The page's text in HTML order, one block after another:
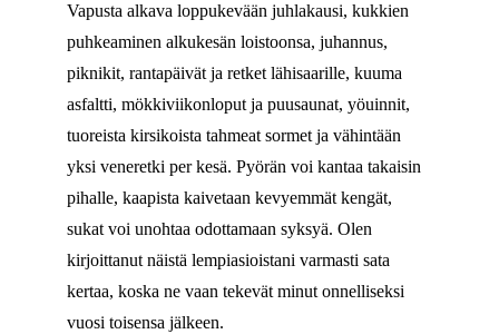
Vapusta alkava loppukevään juhlakausi, kukkien
puhkeaminen alkukesän loistoonsa, juhannus,
piknikit, rantapäivät ja retket lähisaarille, kuuma
asfaltti, mökkiviikonloput ja puusaunat, yöuinnit,
tuoreista kirsikoista tahmeat sormet ja vähintään
yksi veneretki per kesä. Pyörän voi kantaa takaisin
pihalle, kaapista kaivetaan kevyemmät kengät,
sukat voi unohtaa odottamaan syksyä. Olen
kirjoittanut näistä lempiasioistani varmasti sata
kertaa, koska ne vaan tekevät minut onnelliseksi
vuosi toisensa jälkeen.